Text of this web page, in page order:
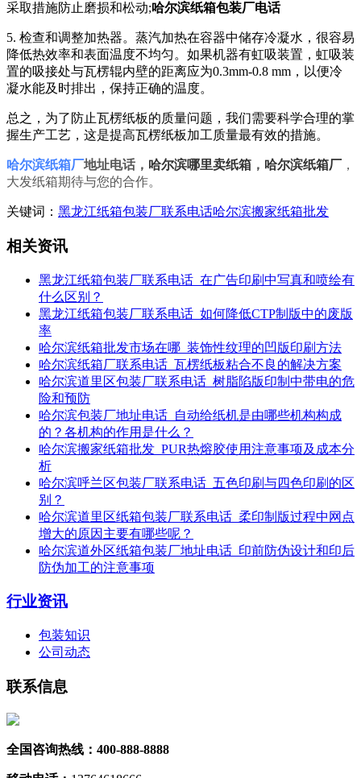
采取措施防止磨损和松动;哈尔滨纸箱包装厂电话
5. 检查和调整加热器。蒸汽加热在容器中储存冷凝水，很容易
降低热效率和表面温度不均匀。如果机器有虹吸装置，虹吸装
置的吸接处与瓦楞辊内壁的距离应为0.3mm-0.8 mm，以便冷
凝水能及时排出，保持正确的温度。
总之，为了防止瓦楞纸板的质量问题，我们需要科学合理的掌
握生产工艺，这是提高瓦楞纸板加工质量最有效的措施。
哈尔滨纸箱厂地址电话 ， 哈尔滨哪里卖纸箱 ， 哈尔滨纸箱厂 ，
大发纸箱期待与您的合作。
关键词： 黑龙江纸箱包装厂联系电话哈尔滨搬家纸箱批发
相关资讯
黑龙江纸箱包装厂联系电话_在广告印刷中写真和喷绘有
什么区别？
黑龙江纸箱包装厂联系电话_如何降低CTP制版中的废版
率
哈尔滨纸箱批发市场在哪_装饰性纹理的凹版印刷方法
哈尔滨纸箱厂联系电话_瓦楞纸板粘合不良的解决方案
哈尔滨道里区包装厂联系电话_树脂陷版印制中带电的危
险和预防
哈尔滨包装厂地址电话_自动给纸机是由哪些机构构成
的？各机构的作用是什么？
哈尔滨搬家纸箱批发_PUR热熔胶使用注意事项及成本分
析
哈尔滨呼兰区包装厂联系电话_五色印刷与四色印刷的区
别？
哈尔滨道里区纸箱包装厂联系电话_柔印制版过程中网点
增大的原因主要有哪些呢？
哈尔滨道外区纸箱包装厂地址电话_印前防伪设计和印后
防伪加工的注意事项
行业资讯
包装知识
公司动态
联系信息
全国咨询热线：400-888-8888